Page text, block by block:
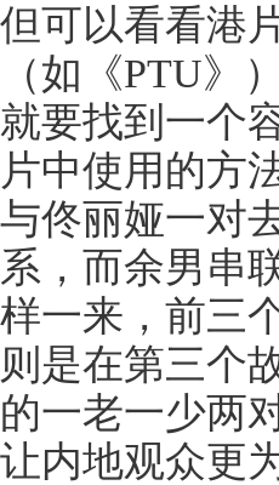
但可以看看港
（如《PTU》
就要找到一个
片中使用的方
与佟丽娅一对
系，而余男串
样一来，前三
则是在第三个
的一老一少两
让内地观众更